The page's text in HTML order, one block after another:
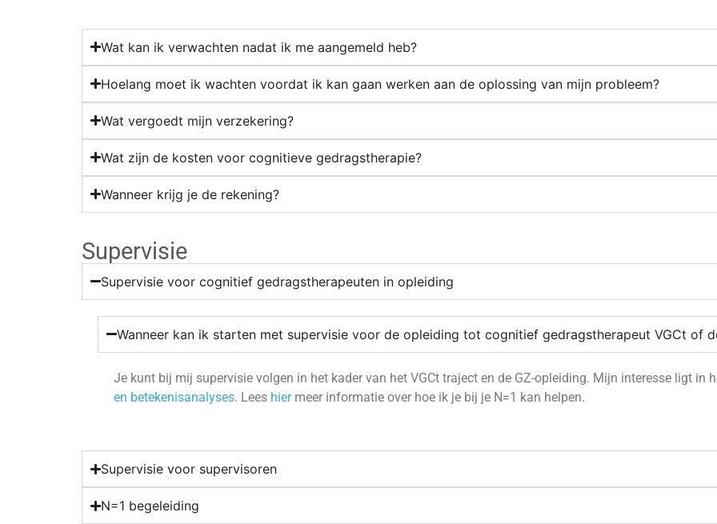
Wat kan ik verwachten nadat ik me aangemeld heb?
Hoelang moet ik wachten voordat ik kan gaan werken aan de oplossing van mijn probleem?
Wat vergoedt mijn verzekering?
Wat zijn de kosten voor cognitieve gedragstherapie?
Wanneer krijg je de rekening?
Supervisie
Supervisie voor cognitief gedragstherapeuten in opleiding
Wanneer kan ik starten met supervisie voor de opleiding tot cognitief gedragstherapeut VGCt of
Je kunt bij mij supervisie volgen in het kader van het VGCt traject en de GZ-opleiding. Mijn interesse ligt in
en betekenisanalyses. Lees hiermeer informatie over hoe ik je bij je N=1 kan helpen.
Supervisie voor supervisoren
N=1 begeleiding